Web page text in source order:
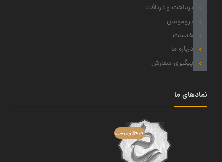
پرداخت و دریافت
پروموشن
خدمات
درباره ما
پیگیری سفارش
نمادهای ما